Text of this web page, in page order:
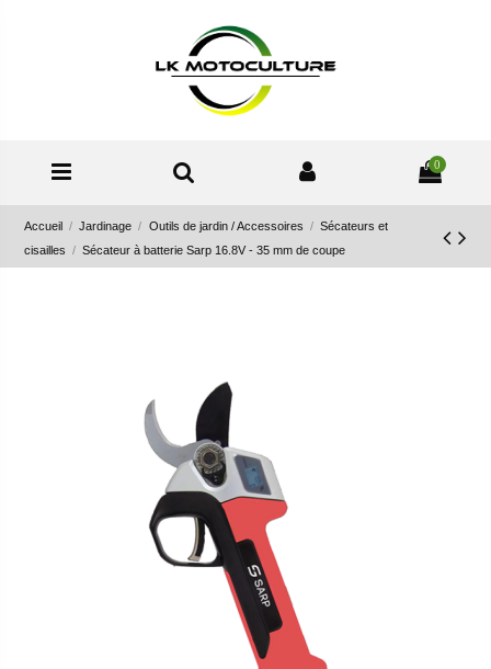
0
Accueil Jardinage Outils de jardin / Accessoires
Sécateurs et
cisailles
Sécateur à batterie Sarp 16.8V - 35 mm de coupe